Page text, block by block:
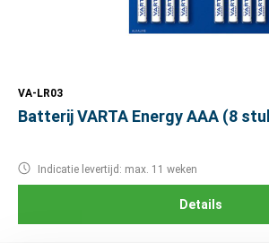
VA-LR03
Batterij VARTA Energy AAA (8
Indicatie levertijd: max. 11 weken
Details